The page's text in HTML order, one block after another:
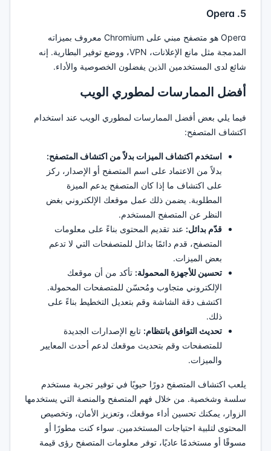
5. Opera
Opera هو متصفح مبني على Chromium معروف بميزاته
المدمجة مثل مانع الإعلانات، VPN، ووضع توفير البطارية. إنه
شائع لدى المستخدمين الذين يفضلون الخصوصية والأداء.
أفضل الممارسات لمطوري الويب
فيما يلي بعض أفضل الممارسات لمطوري الويب عند استخدام
اكتشاف المتصفح:
استخدم اكتشاف الميزات بدلاً من اكتشاف المتصفح:
بدلاً من الاعتماد على اسم المتصفح أو الإصدار، ركز
على اكتشاف ما إذا كان المتصفح يدعم الميزة
المطلوبة. يضمن ذلك عمل موقعك الإلكتروني بغض
النظر عن المتصفح المستخدم.
قدّم بدائل: عند تقديم المحتوى بناءً على معلومات
المتصفح، قدم دائمًا بدائل للمتصفحات التي لا تدعم
بعض الميزات.
تحسين للأجهزة المحمولة: تأكد من أن موقعك
الإلكتروني متجاوب ومُحسّن للمتصفحات المحمولة.
اكتشف دقة الشاشة وقم بتعديل التخطيط بناءً على
ذلك.
تحديث التوافق بانتظام: تابع الإصدارات الجديدة
للمتصفحات وقم بتحديث موقعك لدعم أحدث المعايير
والميزات.
يلعب اكتشاف المتصفح دورًا حيويًا في توفير تجربة مستخدم
سلسة وشخصية. من خلال فهم المتصفح والمنصة التي يستخدمها
الزوار، يمكنك تحسين أداء موقعك، وتعزيز الأمان، وتخصيص
المحتوى لتلبية احتياجات المستخدمين. سواء كنت مطورًا أو
مسوقًا أو مستخدمًا عاديًا، توفر معلومات المتصفح رؤى قيمة